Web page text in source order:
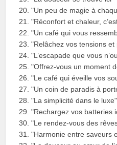
"Un peu de magie à
"Réconfort et chaleur,
"Un café qui vous
"Relâchez vos tensions et
"L’escapade que vous
"Offrez-vous un moment
"Le café qui éveille vos
"Un coin de paradis à
"La simplicité dans le luxe"
"Rechargez vos batteries
"Le rendez-vous des
"Harmonie entre saveurs